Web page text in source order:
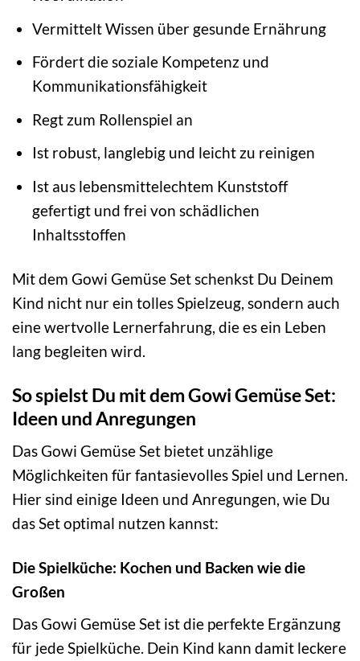
Vermittelt Wissen über gesunde Ernährung
Fördert die soziale Kompetenz und
Kommunikationsfähigkeit
Regt zum Rollenspiel an
Ist robust, langlebig und leicht zu reinigen
Ist aus lebensmittelechtem Kunststoff
gefertigt und frei von schädlichen
Inhaltsstoffen
Mit dem Gowi Gemüse Set schenkst Du Deinem
Kind nicht nur ein tolles Spielzeug, sondern auch
eine wertvolle Lernerfahrung, die es ein Leben
lang begleiten wird.
So spielst Du mit dem Gowi Gemüse Set:
Ideen und Anregungen
Das Gowi Gemüse Set bietet unzählige
Möglichkeiten für fantasievolles Spiel und Lernen.
Hier sind einige Ideen und Anregungen, wie Du
das Set optimal nutzen kannst:
Die Spielküche: Kochen und Backen wie die
Großen
Das Gowi Gemüse Set ist die perfekte Ergänzung
für jede Spielküche. Dein Kind kann damit leckere